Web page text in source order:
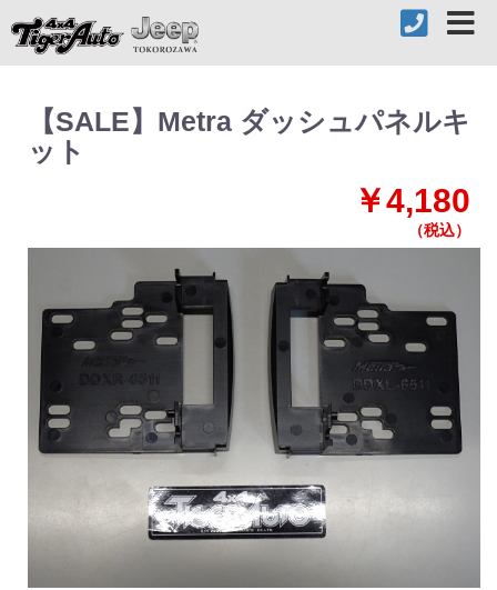
【SALE】Metra ダッシュパネルキ
ット
￥4,180
（税込）